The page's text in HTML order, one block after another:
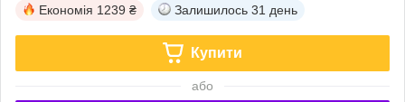
Економія 1239 ₴ Залишилось 31 день
Купити
або